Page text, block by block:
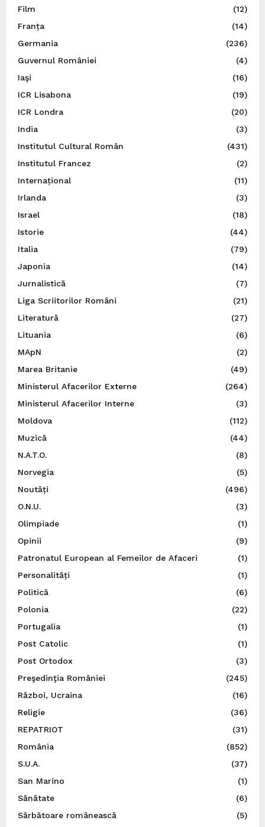
Film
(12)
Franța
(14)
Germania
(236)
Guvernul României
(4)
Iaşi
(16)
ICR Lisabona
(19)
ICR Londra
(20)
India
(3)
Institutul Cultural Român
(431)
Institutul Francez
(2)
Internațional
(11)
Irlanda
(3)
Israel
(18)
Istorie
(44)
Italia
(79)
Japonia
(14)
Jurnalistică
(7)
Liga Scriitorilor Români
(21)
Literatură
(27)
Lituania
(6)
MApN
(2)
Marea Britanie
(49)
Ministerul Afacerilor Externe
(264)
Ministerul Afacerilor Interne
(3)
Moldova
(112)
Muzică
(44)
N.A.T.O.
(8)
Norvegia
(5)
Noutăți
(496)
O.N.U.
(3)
Olimpiade
(1)
Opinii
(9)
Patronatul European al Femeilor de Afaceri
(1)
Personalități
(1)
Politică
(6)
Polonia
(22)
Portugalia
(1)
Post Catolic
(1)
Post Ortodox
(3)
Preşedinţia României
(245)
Război, Ucraina
(16)
Religie
(36)
REPATRIOT
(31)
România
(852)
S.U.A.
(37)
San Marino
(1)
Sănătate
(6)
Sărbătoare românească
(5)